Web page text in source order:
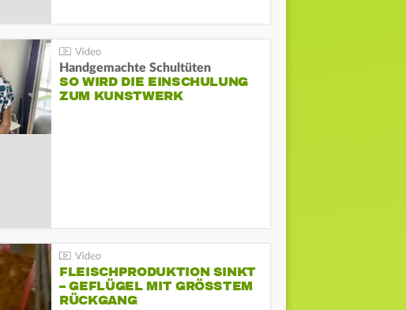
Handgemachte Schultüten
SO WIRD DIE EINSCHULUNG
ZUM KUNSTWERK
FLEISCHPRODUKTION SINKT
– GEFLÜGEL MIT GRÖSSTEM R
ÜCKGANG